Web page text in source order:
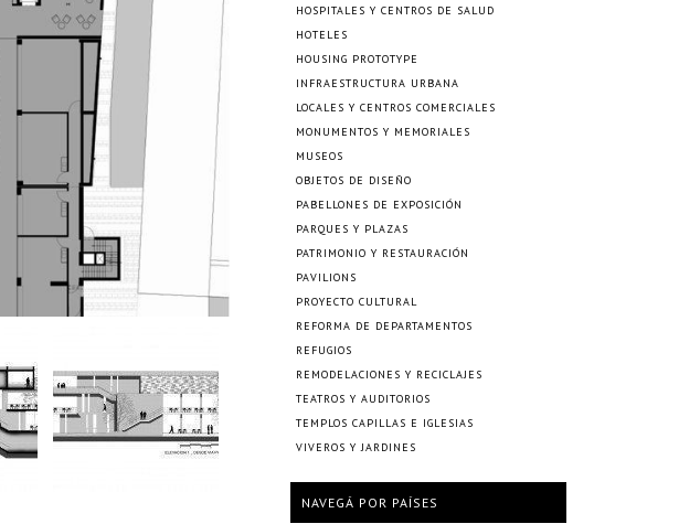
HOSPITALES Y CENTROS DE SALUD
HOTELES
HOUSING PROTOTYPE
INFRAESTRUCTURA URBANA
LOCALES Y CENTROS COMERCIALES
MONUMENTOS Y MEMORIALES
MUSEOS
OBJETOS DE DISEÑO
PABELLONES DE EXPOSICIÓN
PARQUES Y PLAZAS
PATRIMONIO Y RESTAURACIÓN
PAVILIONS
PROYECTO CULTURAL
REFORMA DE DEPARTAMENTOS
REFUGIOS
REMODELACIONES Y RECICLAJES
TEATROS Y AUDITORIOS
TEMPLOS CAPILLAS E IGLESIAS
VIVEROS Y JARDINES
NAVEGÁ POR PAÍSES